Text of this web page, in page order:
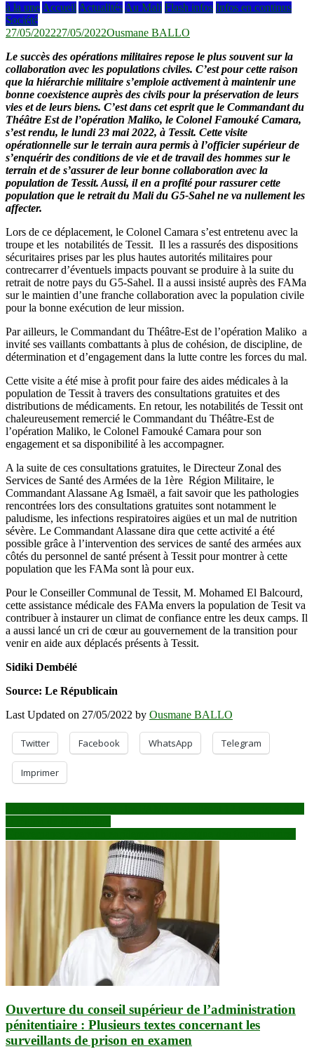
à la une Accueil Actualités Au Mali Flash infos Infos en continus
Société
27/05/202227/05/2022Ousmane BALLO
Le succès des opérations militaires repose le plus souvent sur la
collaboration avec les populations civiles. C’est pour cette raison
que la hiérarchie militaire s’emploie activement à maintenir une
bonne coexistence auprès des civils pour la préservation de leurs
vies et de leurs biens. C’est dans cet esprit que le Commandant du
Théâtre Est de l’opération Maliko, le Colonel Famouké Camara,
s’est rendu, le lundi 23 mai 2022, à Tessit. Cette visite
opérationnelle sur le terrain aura permis à l’officier supérieur de
s’enquérir des conditions de vie et de travail des hommes sur le
terrain et de s’assurer de leur bonne collaboration avec la
population de Tessit. Aussi, il en a profité pour rassurer cette
population que le retrait du Mali du G5-Sahel ne va nullement les
affecter.
Lors de ce déplacement, le Colonel Camara s’est entretenu avec la
troupe et les notabilités de Tessit. Il les a rassurés des dispositions
sécuritaires prises par les plus hautes autorités militaires pour
contrecarrer d’éventuels impacts pouvant se produire à la suite du
retrait de notre pays du G5-Sahel. Il a aussi insisté auprès des FAMa
sur le maintien d’une franche collaboration avec la population civile
pour la bonne exécution de leur mission.
Par ailleurs, le Commandant du Théâtre-Est de l’opération Maliko a
invité ses vaillants combattants à plus de cohésion, de discipline, de
détermination et d’engagement dans la lutte contre les forces du mal.
Cette visite a été mise à profit pour faire des aides médicales à la
population de Tessit à travers des consultations gratuites et des
distributions de médicaments. En retour, les notabilités de Tessit ont
chaleureusement remercié le Commandant du Théâtre-Est de
l’opération Maliko, le Colonel Famouké Camara pour son
engagement et sa disponibilité à les accompagner.
A la suite de ces consultations gratuites, le Directeur Zonal des
Services de Santé des Armées de la 1ère Région Militaire, le
Commandant Alassane Ag Ismaël, a fait savoir que les pathologies
rencontrées lors des consultations gratuites sont notamment le
paludisme, les infections respiratoires aigües et un mal de nutrition
sévère. Le Commandant Alassane dira que cette activité a été
possible grâce à l’intervention des services de santé des armées aux
côtés du personnel de santé présent à Tessit pour montrer à cette
population que les FAMa sont là pour eux.
Pour le Conseiller Communal de Tessit, M. Mohamed El Balcourd,
cette assistance médicale des FAMa envers la population de Tesit va
contribuer à instaurer un climat de confiance entre les deux camps. Il
a aussi lancé un cri de cœur au gouvernement de la transition pour
venir en aide aux déplacés présents à Tessit.
Sidiki Dembélé
Source: Le Républicain
Last Updated on 27/05/2022 by Ousmane BALLO
Twitter Facebook WhatsApp Telegram
Imprimer
Navigation
de
l’article
Ouverture du conseil supérieur de l’administration
pénitentiaire : Plusieurs textes concernant les
surveillants de prison en examen